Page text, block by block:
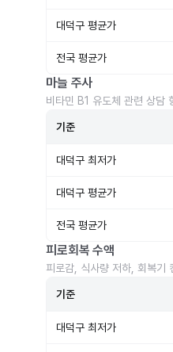
대덕구 평균가
전국 평균가
마늘 주사
비타민 B1 유도체 관련 상담
기준
대덕구 최저가
대덕구 평균가
전국 평균가
피로회복 수액
피로감, 식사량 저하, 회복기
기준
대덕구 최저가